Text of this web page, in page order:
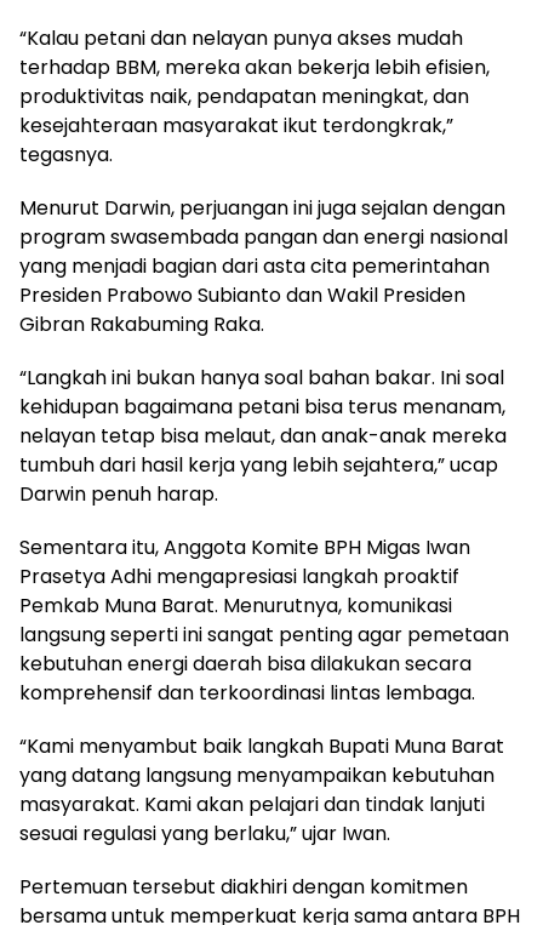
‎“Kalau petani dan nelayan punya akses mudah
terhadap BBM, mereka akan bekerja lebih efisien,
produktivitas naik, pendapatan meningkat, dan
kesejahteraan masyarakat ikut terdongkrak,”
tegasnya.
‎Menurut Darwin, perjuangan ini juga sejalan dengan
program swasembada pangan dan energi nasional
yang menjadi bagian dari asta cita pemerintahan
Presiden Prabowo Subianto dan Wakil Presiden
Gibran Rakabuming Raka.
‎“Langkah ini bukan hanya soal bahan bakar. Ini soal
kehidupan bagaimana petani bisa terus menanam,
nelayan tetap bisa melaut, dan anak-anak mereka
tumbuh dari hasil kerja yang lebih sejahtera,” ucap
Darwin penuh harap.
‎Sementara itu, Anggota Komite BPH Migas Iwan
Prasetya Adhi mengapresiasi langkah proaktif
Pemkab Muna Barat. Menurutnya, komunikasi
langsung seperti ini sangat penting agar pemetaan
kebutuhan energi daerah bisa dilakukan secara
komprehensif dan terkoordinasi lintas lembaga.
“Kami menyambut baik langkah Bupati Muna Barat
yang datang langsung menyampaikan kebutuhan
masyarakat. Kami akan pelajari dan tindak lanjuti
sesuai regulasi yang berlaku,” ujar Iwan.
‎Pertemuan tersebut diakhiri dengan komitmen
bersama untuk memperkuat kerja sama antara BPH